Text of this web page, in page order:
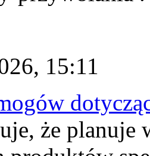
15:11
że planuje